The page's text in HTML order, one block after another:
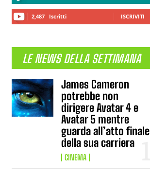
2,487 Iscritti ISCRIVITI
LE NEWS DELLA SETTIMANA
James Cameron
potrebbe non
dirigere Avatar 4 e
Avatar 5 mentre
guarda all’atto finale
della sua carriera
CINEMA